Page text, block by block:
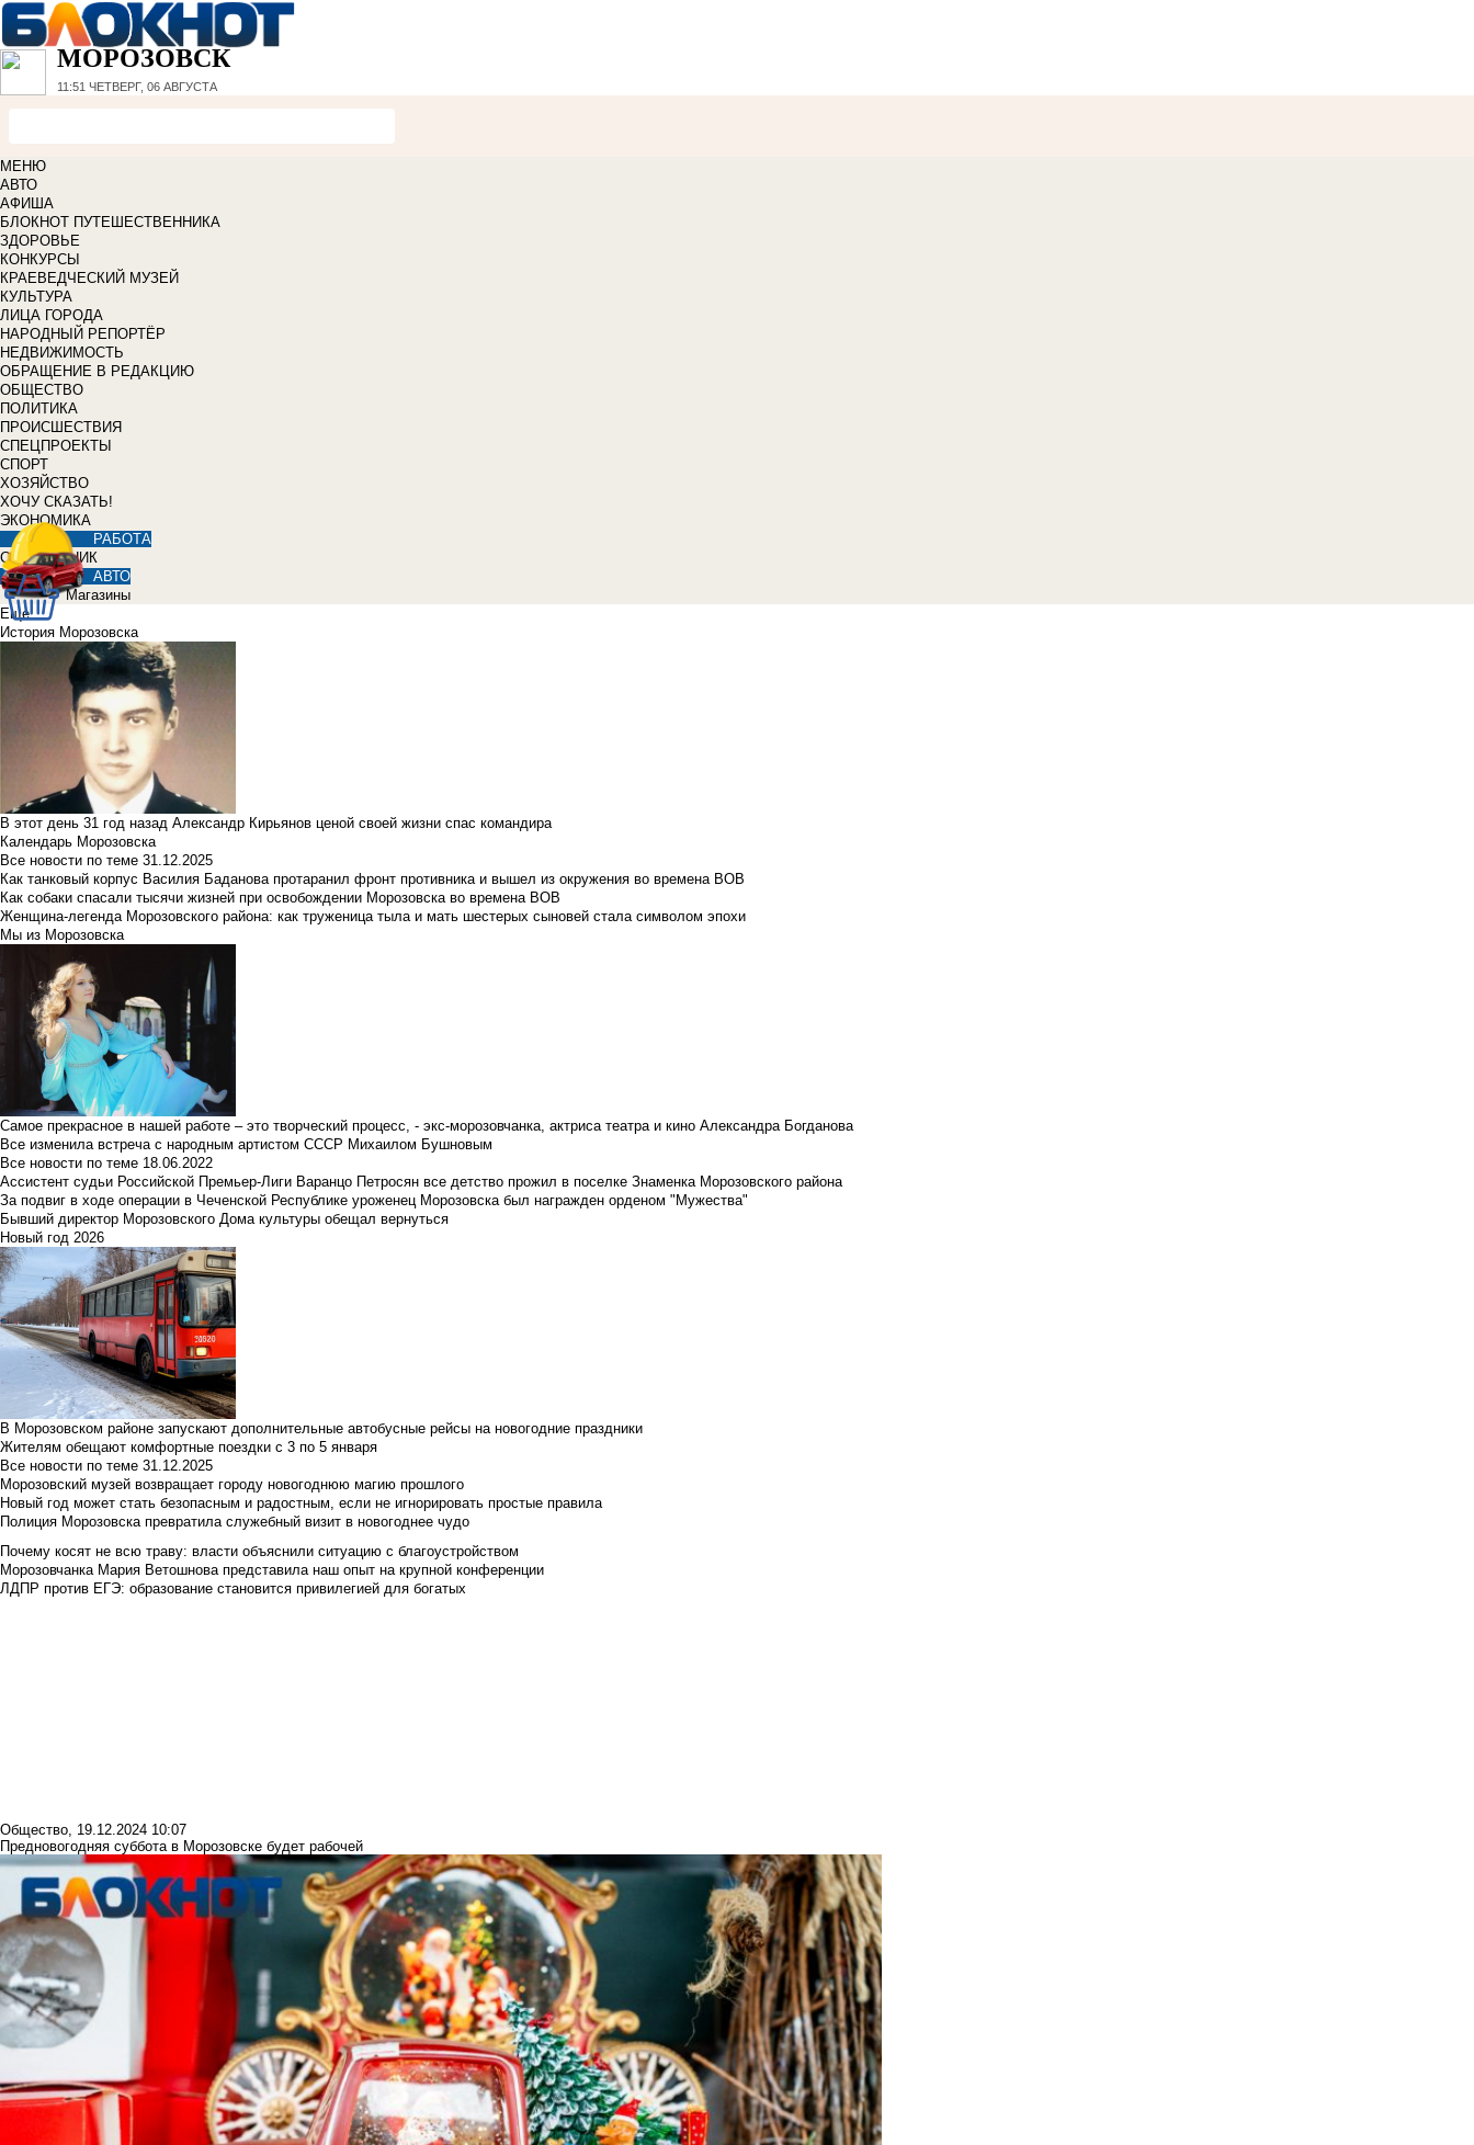
МОРОЗОВСК
11:51 ЧЕТВЕРГ, 06 АВГУСТА
МЕНЮ
АВТО
АФИША
БЛОКНОТ ПУТЕШЕСТВЕННИКА
ЗДОРОВЬЕ
КОНКУРСЫ
КРАЕВЕДЧЕСКИЙ МУЗЕЙ
КУЛЬТУРА
ЛИЦА ГОРОДА
НАРОДНЫЙ РЕПОРТЁР
НЕДВИЖИМОСТЬ
ОБРАЩЕНИЕ В РЕДАКЦИЮ
ОБЩЕСТВО
ПОЛИТИКА
ПРОИСШЕСТВИЯ
СПЕЦПРОЕКТЫ
СПОРТ
ХОЗЯЙСТВО
ХОЧУ СКАЗАТЬ!
ЭКОНОМИКА
РАБОТА
СПРАВОЧНИК
АВТО
Магазины
Еще
История Морозовска
В этот день 31 год назад Александр Кирьянов ценой своей жизни спас командира
Календарь Морозовска
Все новости по теме 31.12.2025
Как танковый корпус Василия Баданова протаранил фронт противника и вышел из окружения во времена ВОВ
Как собаки спасали тысячи жизней при освобождении Морозовска во времена ВОВ
Женщина-легенда Морозовского района: как труженица тыла и мать шестерых сыновей стала символом эпохи
Мы из Морозовска
Самое прекрасное в нашей работе – это творческий процесс, - экс-морозовчанка, актриса театра и кино Александра Богданова
Все изменила встреча с народным артистом СССР Михаилом Бушновым
Все новости по теме 18.06.2022
Ассистент судьи Российской Премьер-Лиги Варанцо Петросян все детство прожил в поселке Знаменка Морозовского района
За подвиг в ходе операции в Чеченской Республике уроженец Морозовска был награжден орденом "Мужества"
Бывший директор Морозовского Дома культуры обещал вернуться
Новый год 2026
В Морозовском районе запускают дополнительные автобусные рейсы на новогодние праздники
Жителям обещают комфортные поездки с 3 по 5 января
Все новости по теме 31.12.2025
Морозовский музей возвращает городу новогоднюю магию прошлого
Новый год может стать безопасным и радостным, если не игнорировать простые правила
Полиция Морозовска превратила служебный визит в новогоднее чудо
Почему косят не всю траву: власти объяснили ситуацию с благоустройством
Морозовчанка Мария Ветошнова представила наш опыт на крупной конференции
ЛДПР против ЕГЭ: образование становится привилегией для богатых
Общество, 19.12.2024 10:07
Предновогодняя суббота в Морозовске будет рабочей